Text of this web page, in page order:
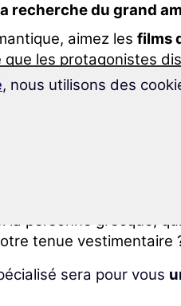
recherche du grand
aimez les films
que les protagonistes
la personne grecque,
tenue vestimentaire
sera pour vous
, nous utilisons des